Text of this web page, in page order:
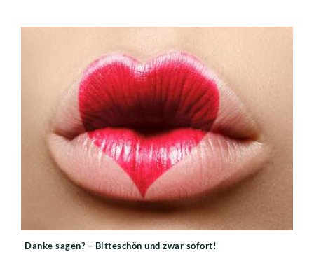
Danke sagen? – Bitteschön und zwar
sofort!
Danke sagen? – Bitteschön und zwar sofort!